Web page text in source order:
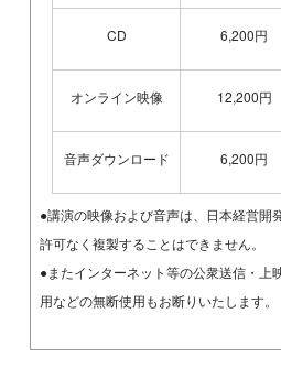
CD 6,200円
オンライン映像 12,200円
音声ダウンロード 6,200円
●講演の映像および音声は、日本経営開
許可なく複製することはできません。
●またインターネット等の公衆送信・上
用などの無断使用もお断りいたします。